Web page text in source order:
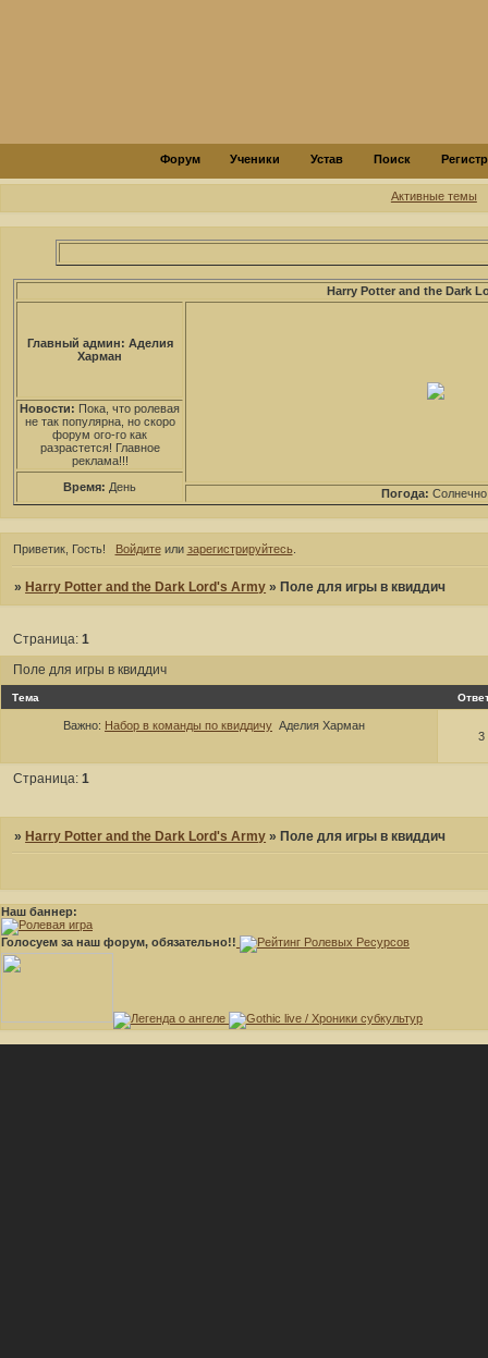
Форум Ученики Устав Поиск
Активные темы
Harry Potter and the Dark
Главный админ: Аделия
Харман
Новости: Пока, что ролевая
не так популярна, но скоро
форум ого-го как
разрастется! Главное
реклама!!!
Время: День Погода:
Приветик, Гость! Войдитеили зарегистрируйтесь.
»Harry Potter and the Dark Lord's Army »Поле для игры в квиддич
Поле для игры в квиддич
Страница:1
Тема
Важно: Набор в команды по квиддичу Аделия Харман
3
Страница:1
»Harry Potter and the Dark Lord's Army »Поле для игры в квиддич
Наш баннер:
Голосуем за наш форум, обязательно!!